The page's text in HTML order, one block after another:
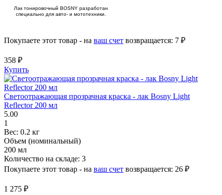
Лак тонировочный BOSNY разработан
специально для авто- и мототехники.
Покупаете этот товар - на ваш счет возвращается: 7 ₽
358 ₽
Купить
Светоотражающая прозрачная краска - лак Bosny Light
Reflector 200 мл
5.00
1
Вес: 0.2 кг
Объем (номинальный)
200 мл
Количество на складе: 3
Покупаете этот товар - на ваш счет возвращается: 26 ₽
1 275 ₽